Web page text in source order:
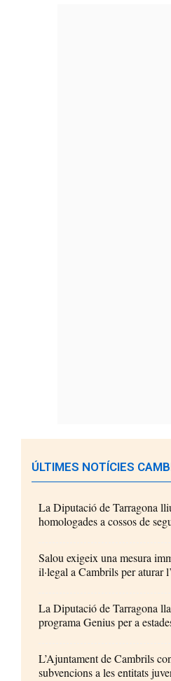
ÚLTIMES NOTÍCIES
La Diputació de Tarragona
homologades a cossos de
Salou exigeix una mesura
il·legal a Cambrils per aturar
La Diputació de Tarragona
programa Genius per a
L’Ajuntament de Cambrils
subvencions a les entitats